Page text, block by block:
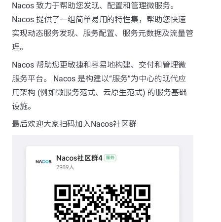
Nacos 致力于帮助您发现、配置和管理微服务。
Nacos 提供了一组简单易用的特性集，帮助您快速
实现动态服务发现、服务配置、服务元数据及流量管
理。
Nacos 帮助您更敏捷和容易地构建、交付和管理微
服务平台。 Nacos 是构建以“服务”为中心的现代应
用架构 (例如微服务范式、云原生范式) 的服务基础
设施。
最后欢迎大家扫码加入Nacos社区群